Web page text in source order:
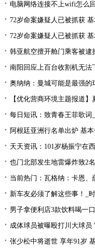
电脑网络连接不上wifi怎么
72岁命案嫌疑人已被抓获
72岁命案嫌疑人已被抓获
韩亚航空擅开舱门乘客被逮
南阳回应上百台收割机无
奥纳纳：曼城可能是最强的球队
【优化营商环境主题报道
每日短讯：致青春王菲歌词
阿根廷亚洲行名单出炉 基
天天资讯：101岁杨振宁在
也门北部发生地雷爆炸致2
当前热门：瓦格纳：卡恩、萨利
新车友必须了解这些事！_
男子拿便利店3款饮料喝一
成体球员被曝殴打川大球
张少松中将逝世 享年91岁